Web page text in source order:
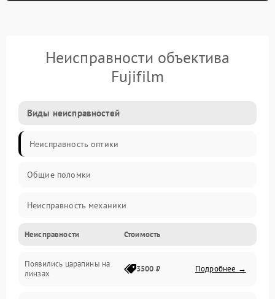
Неисправности объектива
Fujifilm
Виды неисправностей
Неисправность оптики
Общие поломки
Неисправность механики
Неисправность электроники (если объектив с мотором/
Прочие неисправности
Неисправности Стоимость
Появились царапины на
линзах
3500 ₽ Подробнее →